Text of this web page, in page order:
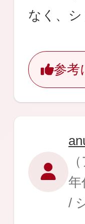
なく、
参考
/